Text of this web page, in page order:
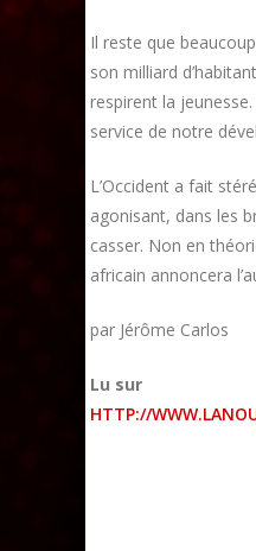
Il reste que
son milliard
respirent la
service de notre
L’Occident a fait
agonisant, dans les
casser. Non en
africain annoncera
par Jérôme Carlos
Lu sur
HTTP://